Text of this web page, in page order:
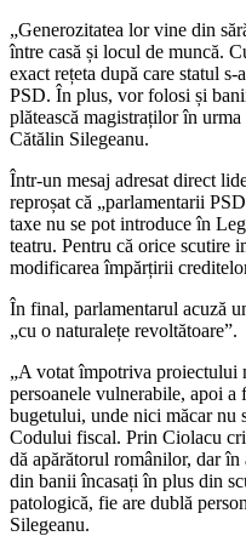
„Generozitatea lor vine din
între casă și locul de muncă.
exact rețeta după care statul
PSD. În plus, vor folosi și
plătească magistraților în
Cătălin Silegeanu.
Într-un mesaj adresat direct
reproșat că „parlamentarii
taxe nu se pot introduce în
teatru. Pentru că orice scutire
modificarea împărțirii
În final, parlamentarul acuză
„cu o naturalețe revoltătoare”.
„A votat împotriva proiectului
persoanele vulnerabile, apoi a
bugetului, unde nici măcar nu
Codului fiscal. Prin Ciolacu
dă apărătorul românilor, dar în
din banii încasați în plus din
patologică, fie are dublă
Silegeanu.